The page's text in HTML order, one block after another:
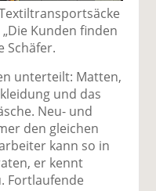
Kunden finden
Schäfer.
unterteilt: Matten,
und das
Neu- und
den gleichen
kann so in
er kennt
Fortlaufende